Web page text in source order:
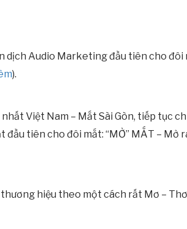
dịch Audio Marketing đầu tiên cho
).
Việt Nam – Mắt Sài Gòn, tiếp tục
tiên cho đôi mắt: “MỞ” MẮT – Mở
hiệu theo một cách rất Mơ –